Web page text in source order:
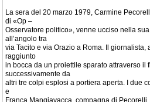
La sera del 20 marzo 1979, Carmine
di «Op –
Osservatore politico», venne ucciso nella
all’angolo tra
via Tacito e via Orazio a Roma. Il giornalista,
raggiunto
in bocca da un proiettile sparato attraverso il
successivamente da
altri tre colpi esplosi a portiera aperta. I due
e
Franca Mangiavacca, compagna di